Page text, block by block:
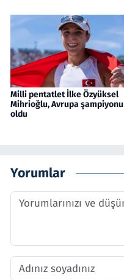
Milli pentatlet İlke Özyüksel
Mihrioğlu, Avrupa şampiyonu
oldu
Yorumlar